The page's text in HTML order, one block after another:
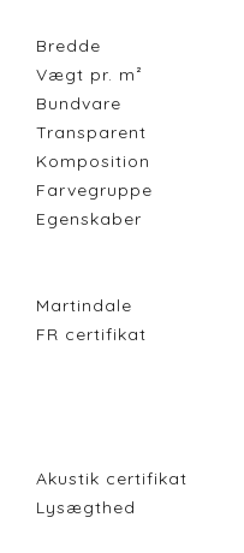
Bredde
Vægt pr. m²
Bundvare
Transparent
Komposition
Farvegruppe
Egenskaber
Martindale
FR certifikat
Akustik certifikat
Lysægthed